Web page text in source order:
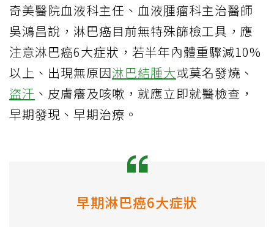
奇美醫院血液科主任、血液腫瘤科主治醫師
吳鴻昌說，淋巴癌目前無特殊篩檢工具，應
注意淋巴癌6大症狀，若半年內體重驟減10%
以上、出現無原因淋巴結腫大或莫名發燒、
盜汗 、皮膚癢及咳嗽，就應立即就醫檢查，
早期發現、早期治療。
早期淋巴癌6大症狀